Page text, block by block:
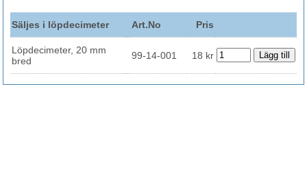
Säljes i löpdecimeter Art.No Pris
Löpdecimeter, 20 mm
bred
99-14-001 18 kr